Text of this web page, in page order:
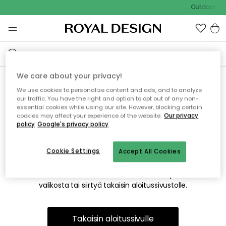
Outdoor
Emme valitettavasti löydä
etsimääsi sivua
Tämä voi johtua siitä, että sivua ei enää ole tai siitä, että se
on siirretty muualle. Pahoittelemme tästä mahdollisesti
valikosta tai siirtyä takaisin aloitussivustolle.
Takaisin aloitussivulle
We care about your privacy!
We use cookies to personalize content and ads, and to analyze
our traffic. You have the right and option to opt out of any non-
essential cookies while using our site. However, blocking certain
cookies may affect your experience of the website. Our privacy
policy Google's privacy policy
Accept All Cookies
Cookie Settings